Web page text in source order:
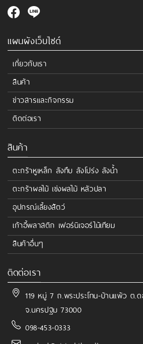
แผนผังเว็บไซด์
เกี่ยวกับเรา
สินค้า
ข่าวสารและกิจกรรม
ติดต่อเรา
สินค้า
ตะกร้าหูเหล็ก ลังทึบ ลังโปร่ง ลังน้ำ
ตะกร้าผลไม้ เข่งผลไม้ หลัวปลา
อุปกรณ์เลี้ยงสัตว์
เก้าอี้พลาสติก เฟอร์นิเจอร์ไม้เทียม
สินค้าอื่นๆ
ติดต่อเรา
119 หมู่ 7 ถ.พระประโทน-บ้านแพ้ว ต.
จ.นครปฐม 73000
098-453-0333